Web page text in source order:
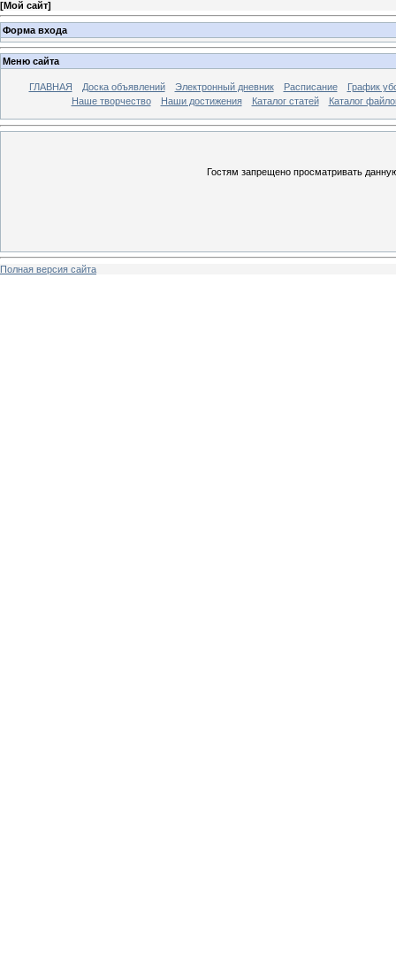
[Мой сайт]
Форма входа
Меню сайта
ГЛАВНАЯ Доска объявлений Электронный дневник Расписание
График
Наше творчество
Наши достижения Каталог статей Каталог
Гостям запрещено просматривать
Полная версия сайта